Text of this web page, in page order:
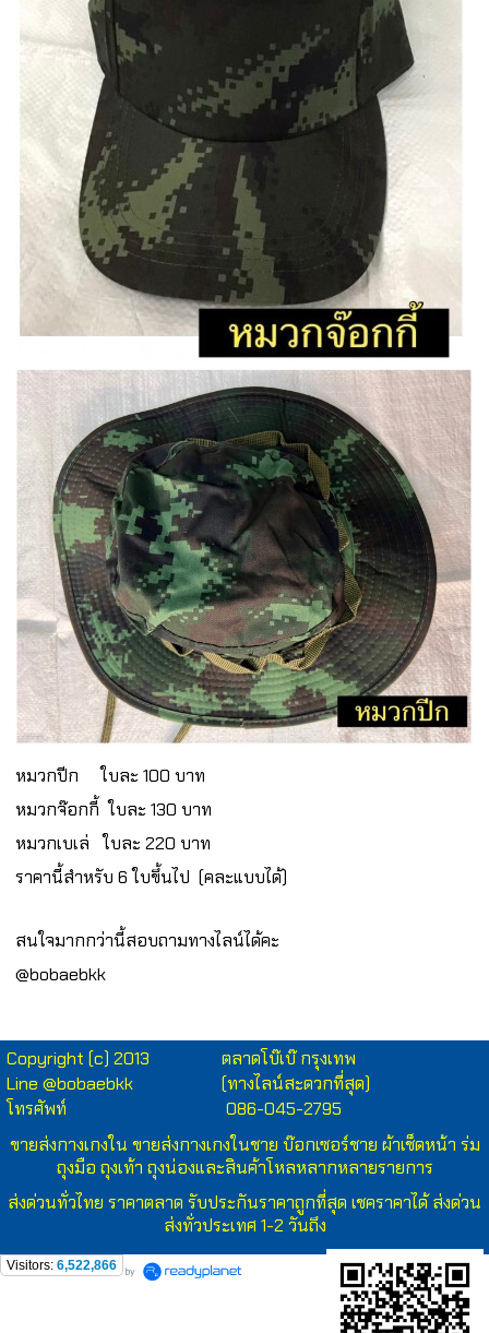
หมวกปีก ใบละ 100 บาท
หมวกจ๊อกกี้ ใบละ 130 บาท
หมวกเบเล่ ใบละ 220 บาท
ราคานี้สำหรับ 6 ใบขึ้นไป (คละแบบได้)
สนใจมากกว่านี้สอบถามทางไลน์ได้คะ
@bobaebkk
Copyright (c) 2013
ตลาดโบ๊เบ๊ กรุงเทพ
Line @bobaebkk
(ทางไลน์สะดวกที่สุด)
โทรศัพท์
086-045-2795
ขายส่งกางเกงใน ขายส่งกางเกงในชาย บ๊อกเซอร์ชาย ผ้าเช็ดหน้า ร่ม
ถุงมือ ถุงเท้า ถุงน่องและสินค้าโหลหลากหลายรายการ
ส่งด่วนทั่วไทย ราคาตลาด รับประกันราคาถูกที่สุด เชคราคาได้ ส่งด่วน
ส่งทั่วประเทศ 1-2 วันถึง
Visitors: 6,522,866